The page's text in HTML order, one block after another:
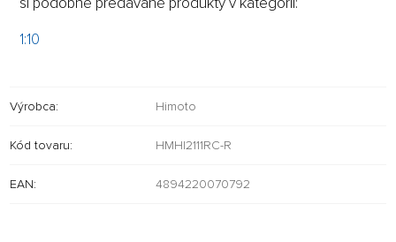
1:10
Výrobca: Himoto
Kód tovaru: HMHI2111RC-R
EAN: 4894220070792